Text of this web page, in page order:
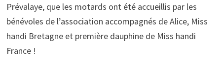
Prévalaye, que les motards ont été accueillis par les
bénévoles de l’association accompagnés de Alice, Miss
handi Bretagne et première dauphine de Miss handi
France !